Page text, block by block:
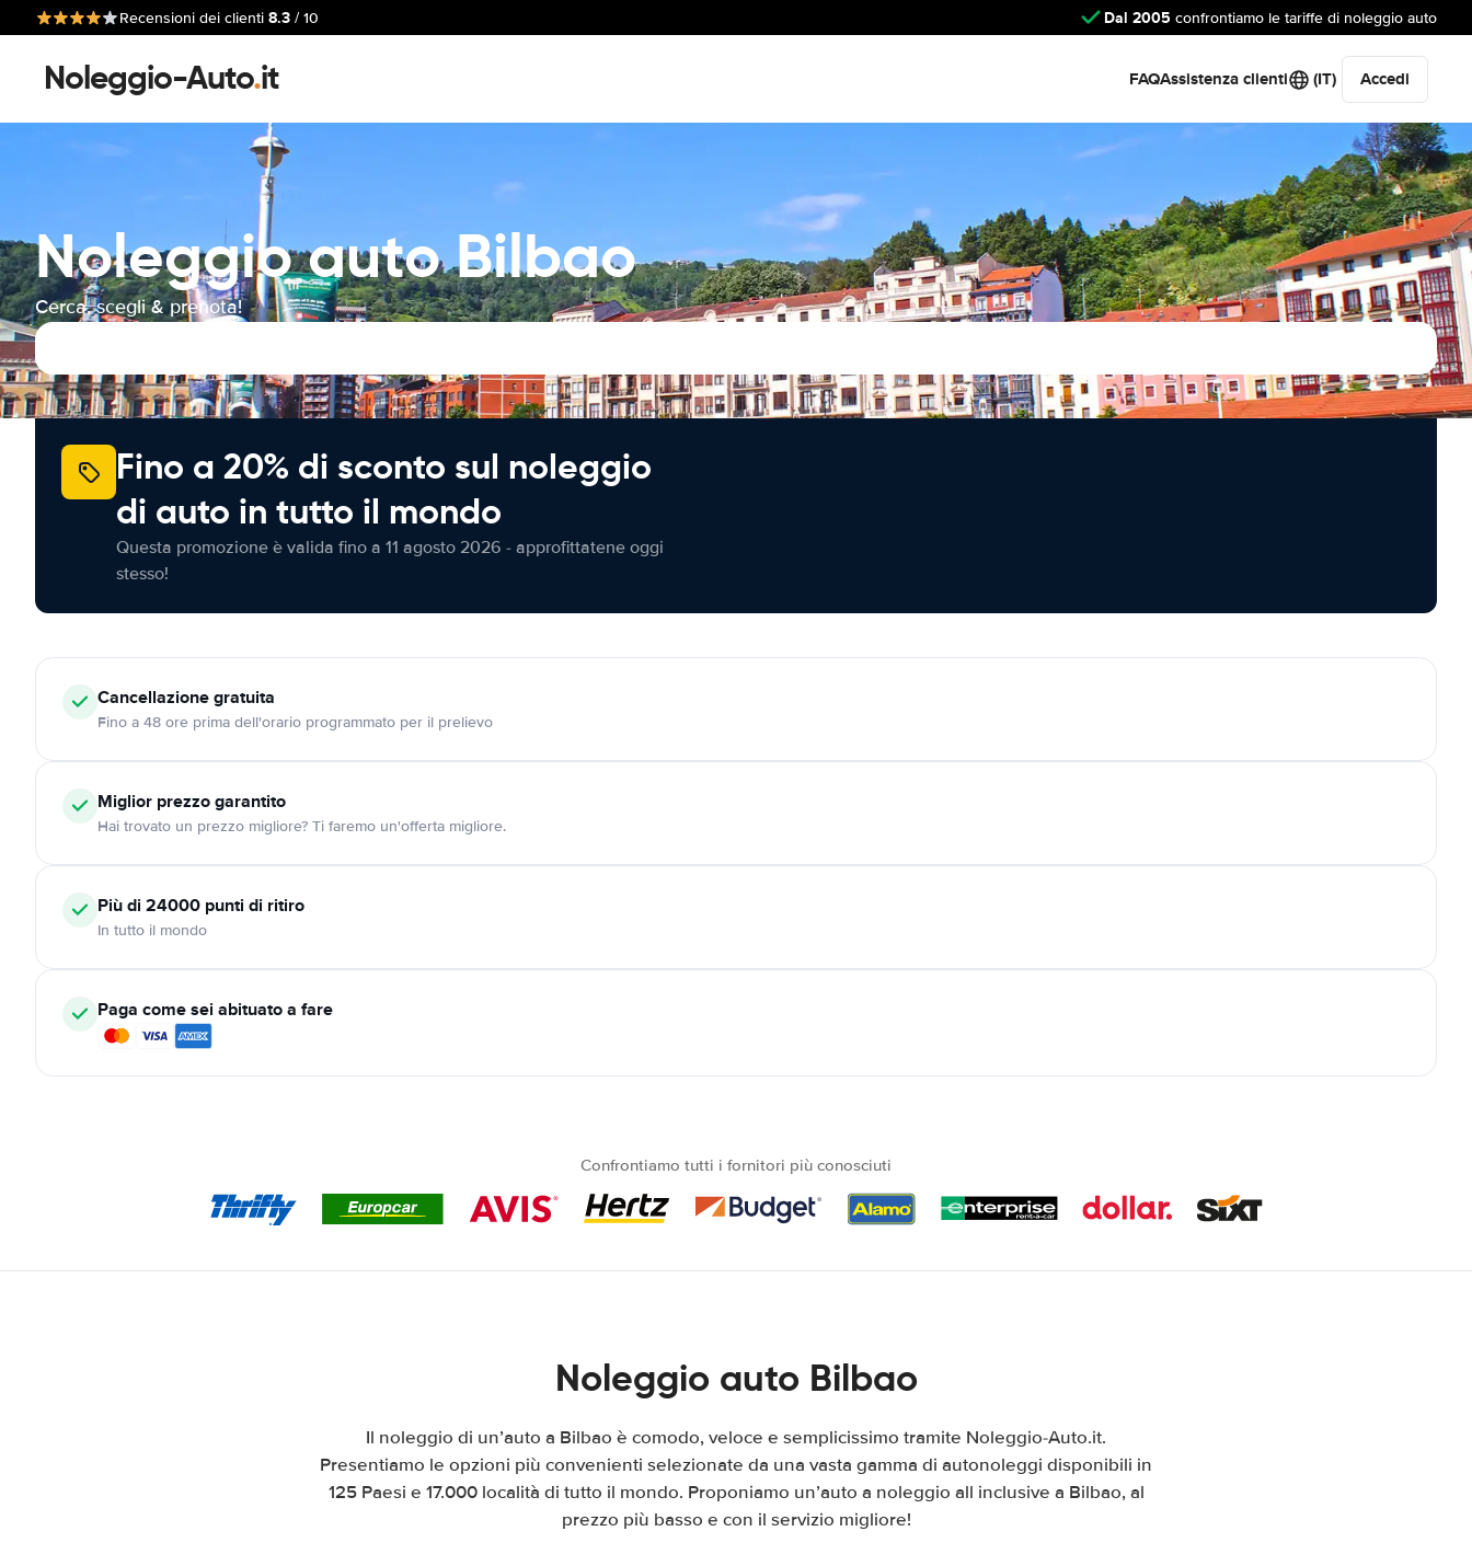
Recensioni dei clienti 8.3 / 10 Dal 2005 confrontiamo le tariffe di noleggio auto
Noleggio-Auto.it FAQAssistenza clienti (IT) Accedi
Noleggio auto Bilbao
Cerca, scegli & prenota!
Fino a 20% di sconto sul noleggio
di auto in tutto il mondo
Questa promozione è valida fino a 11 agosto 2026 - approfittatene oggi
stesso!
Cancellazionegratuita
Fino a 48 ore prima dell'orario programmato per il prelievo
Miglior prezzo garantito
Hai trovato un prezzo migliore? Ti faremo un'offerta migliore.
Più di 24000 punti di ritiro
In tutto il mondo
Paga come sei abituato a fare
Confrontiamo tutti i fornitori più conosciuti
Noleggio auto Bilbao
Il noleggio di un’auto a Bilbao è comodo, veloce e semplicissimo tramite Noleggio-Auto.it.
Presentiamo le opzioni più convenienti selezionate da una vasta gamma di autonoleggi disponibili in
125 Paesi e 17.000 località di tutto il mondo. Proponiamo un’auto a noleggio all inclusive a Bilbao, al
prezzo più basso e con il servizio migliore!